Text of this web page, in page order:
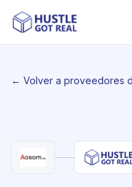
← Volver a proveedores